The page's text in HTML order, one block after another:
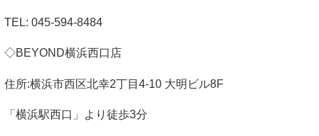
TEL: 045-594-8484
◇BEYOND横浜西口店
住所:横浜市西区北幸2丁目 4-10 大明ビル8F
「横浜駅西口」より徒歩3分